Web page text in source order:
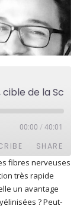
00:00 / 40:01
SHARE
fibres nerveuses
très rapide
un avantage
? Peut-